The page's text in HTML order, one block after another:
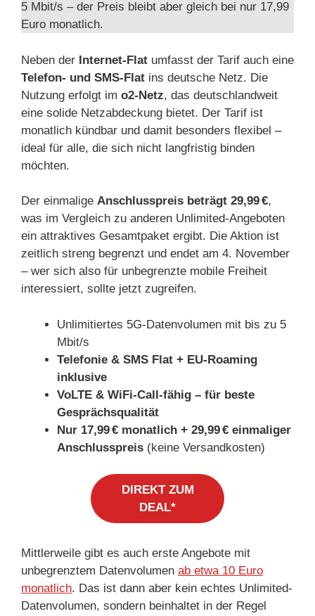
5 Mbit/s – der Preis bleibt aber gleich bei nur 17,99
Euro monatlich.
Neben der Internet-Flat umfasst der Tarif auch eine
Telefon- und SMS-Flat ins deutsche Netz. Die
Nutzung erfolgt im o2-Netz, das deutschlandweit
eine solide Netzabdeckung bietet. Der Tarif ist
monatlich kündbar und damit besonders flexibel –
ideal für alle, die sich nicht langfristig binden
möchten.
Der einmalige Anschlusspreis beträgt 29,99 €,
was im Vergleich zu anderen Unlimited-Angeboten
ein attraktives Gesamtpaket ergibt. Die Aktion ist
zeitlich streng begrenzt und endet am 4. November
– wer sich also für unbegrenzte mobile Freiheit
interessiert, sollte jetzt zugreifen.
Unlimitiertes 5G-Datenvolumen mit bis zu 5
Mbit/s
Telefonie & SMS Flat + EU-Roaming
inklusive
VoLTE & WiFi-Call-fähig – für beste
Gesprächsqualität
Nur 17,99 € monatlich + 29,99 € einmaliger
Anschlusspreis (keine Versandkosten)
DIREKT ZUM
DEAL*
Mittlerweile gibt es auch erste Angebote mit
unbegrenztem Datenvolumen ab etwa 10 Euro
monatlich. Das ist dann aber kein echtes Unlimited-
Datenvolumen, sondern beinhaltet in der Regel